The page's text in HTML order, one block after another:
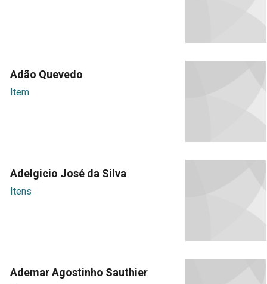
Adão Quevedo
Item
Adelgicio José da Silva
Itens
Ademar Agostinho Sauthier